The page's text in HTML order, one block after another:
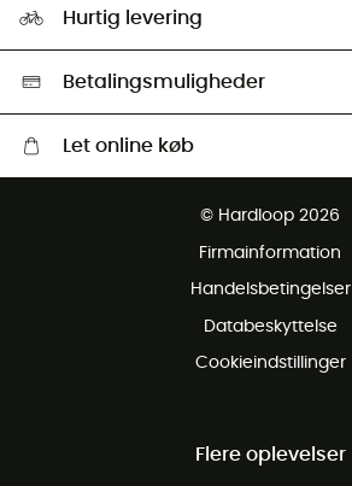
Our ambassadors
Second hand
HardGreen Udvalg
Hurtig levering
Betalingsmuligheder
Let online køb
Gratis retur inden for 100 dage
© Hardloop 2026
Firmainformation
Handelsbetingelser
Databeskyttelse
Cookieindstillinger
Flere oplevelser